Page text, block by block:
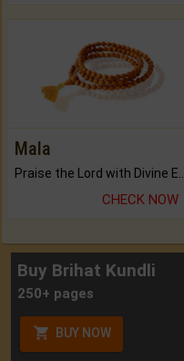
Mala
CHECK NOW
Buy Brihat Kundli
250+ pages
BUY NOW